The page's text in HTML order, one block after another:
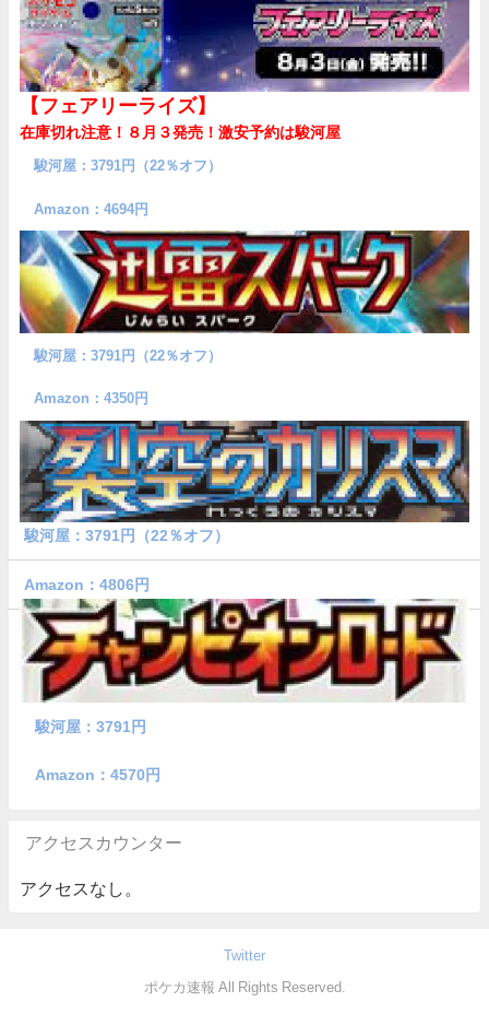
【フェアリーライズ】
在庫切れ注意！８月３発売！ 激安予約は駿河屋
駿河屋：3791円（22％オフ）
Amazon：4694円
駿河屋：3791円（22％オフ）
Amazon：4350円
駿河屋：3791円（22％オフ）
Amazon：4806円
駿河屋：3791円
Amazon：4570円
アクセスカウンター
アクセスなし。
Twitter
ポケカ速報 All Rights Reserved.